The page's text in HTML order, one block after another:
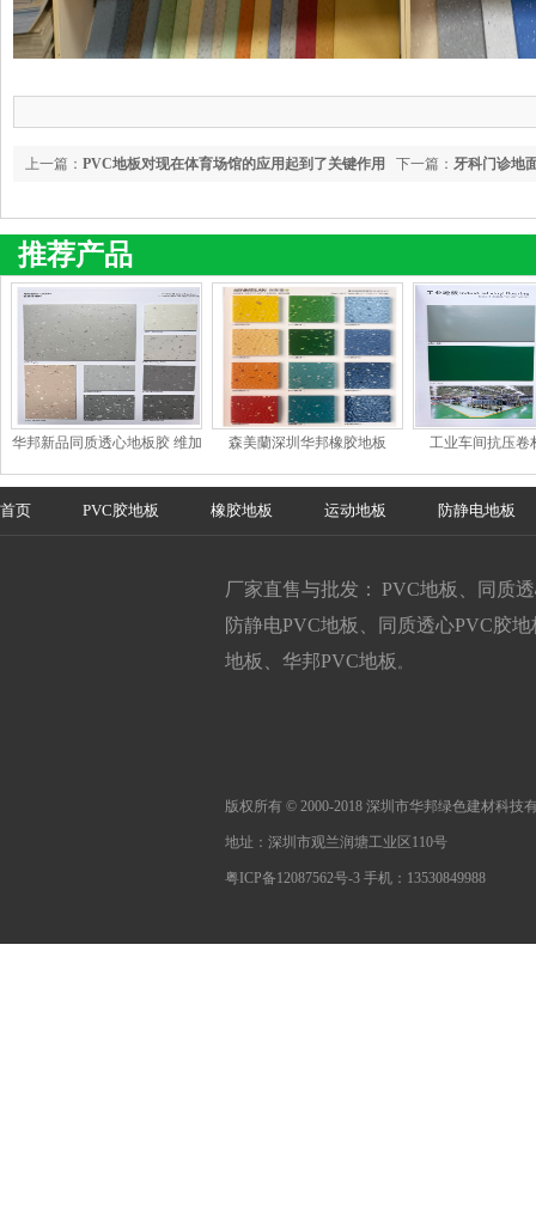
下一篇： 牙科门诊地
上一篇： PVC地板对现在体育场馆的应用起到了关键作用
推荐产品
华邦新品同质透心地板胶 维加
森美蘭深圳华邦橡胶地板 工业车间抗压卷
首页 PVC胶地板 橡胶地板 运动地板 防静电地板
厂家直售与批发： PVC地板、同质
防静电PVC地板、同质透心PVC胶
地板、华邦PVC地板 。
版权所有 © 2000-2018 深圳市华邦绿色建材科技
地址：深圳市观兰润塘工业区110号
粤ICP备12087562号-3 手机：13530849988